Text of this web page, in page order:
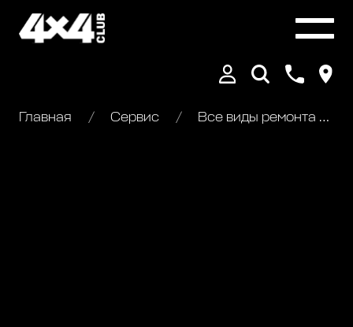
Главная Сервис Все виды ремонта Jeep Grand Cherokee